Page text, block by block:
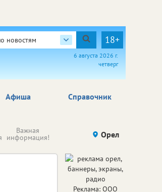
новостям 18+
6 августа 2026 г.
четверг
Афиша Справочник
Важная
информация! Происшествия Здоровье
Орел
Реклама: ООО